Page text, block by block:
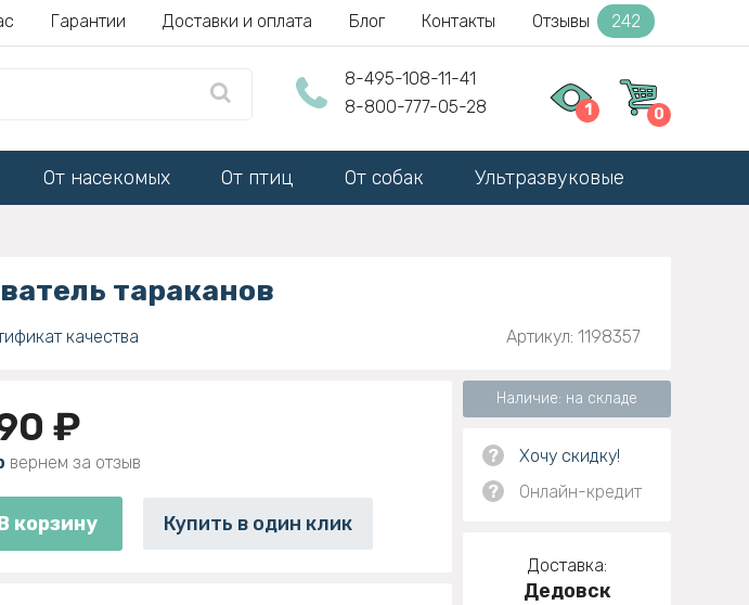
Гарантии Доставки и оплата Блог Контакты Отзывы 242
8-495-108-11-41
8-800-777-05-28
1 0
От насекомых От птиц От собак Ультразвуковые
тараканов
качества Артикул: 1198357
₽
вернем за отзыв
корзину Купить в один клик
Наличие: на складе
?
Хочу скидку!
?
Онлайн-кредит
Доставка:
Дедовск